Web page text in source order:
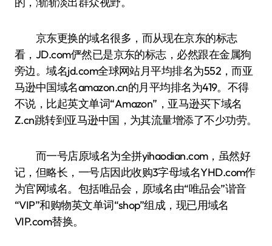
京东更换的域名很多，而从现在京东的标志
看，JD.com俨然已是京东的标志，必然跟在金属狗
旁边。域名jd.com全球网站月平均排名为552，而亚
马逊中国域名amazon.cn的月平均排名为419。不得
不说，比起英文单词“Amazon”，亚马逊买下域名
Z.cn跳转到亚马逊中国，为其流量增添了不少功劳。
而一号店原域名为全拼yihaodian.com，虽然好
记，但略长，一号店因此收购3字母域名YHD.com作
为官网域名。包括唯品会，原域名由“唯品会”谐音
“VIP”和购物英文单词“shop”组成，现已用域名
VIP.com替换。